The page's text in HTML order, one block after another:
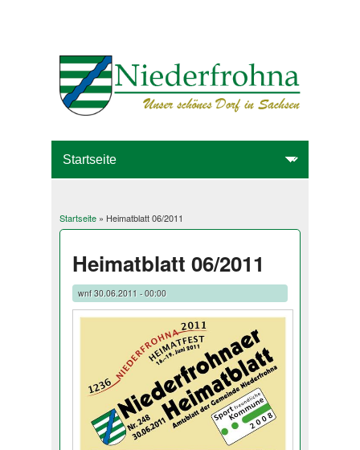
Sie sind hier
Startseite» Heimatblatt 06/2011
Heimatblatt 06/2011
wnf30.06.2011 - 00:00